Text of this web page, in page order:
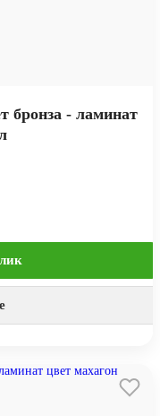
бронза - ламинат